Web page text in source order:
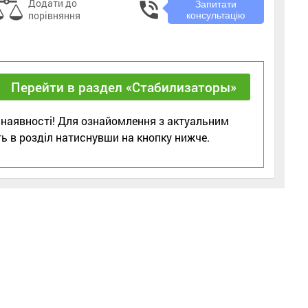
Додати до
порівняння
phone_in_talk
Запитати
консультацію
Перейти в раздел «Стабилизаторы»
Для ознайомлення з актуальним
в розділ натиснувши на кнопку нижче.